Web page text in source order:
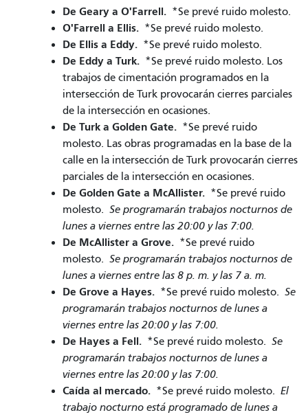
De Geary a O'Farrell. *Se prevé ruido molesto.
O'Farrell a Ellis. *Se prevé ruido molesto.
De Ellis a Eddy. *Se prevé ruido molesto.
De Eddy a Turk. *Se prevé ruido molesto. Los
trabajos de cimentación programados en la
intersección de Turk provocarán cierres parciales
de la intersección en ocasiones.
De Turk a Golden Gate. *Se prevé ruido
molesto. Las obras programadas en la base de la
calle en la intersección de Turk provocarán cierres
parciales de la intersección en ocasiones.
De Golden Gate a McAllister. *Se prevé ruido
molesto. Se programarán trabajos nocturnos de
lunes a viernes entre las 20:00 y las 7:00.
De McAllister a Grove. *Se prevé ruido
molesto. Se programarán trabajos nocturnos de
lunes a viernes entre las 8 p. m. y las 7 a. m.
De Grove a Hayes. *Se prevé ruido molesto. Se
programarán trabajos nocturnos de lunes a
viernes entre las 20:00 y las 7:00.
De Hayes a Fell. *Se prevé ruido molesto. Se
programarán trabajos nocturnos de lunes a
viernes entre las 20:00 y las 7:00.
Caída al mercado. *Se prevé ruido molesto. El
trabajo nocturno está programado de lunes a